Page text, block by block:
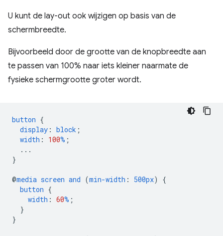
U kunt de lay-out ook wijzigen op basis van de
schermbreedte.
Bijvoorbeeld door de grootte van de knopbreedte aan
te passen van 100% naar iets kleiner naarmate de
fysieke schermgrootte groter wordt.
button {
display : block ;
width : 100% ;
...
}
@media screen and (min-width : 500px)
{
button {
width : 60% ;
}
}